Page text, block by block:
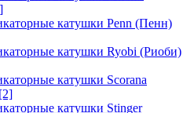
катушки Penn (Пенн)
катушки Ryobi (Риоби)
катушки Scorana
[2]
катушки Stinger